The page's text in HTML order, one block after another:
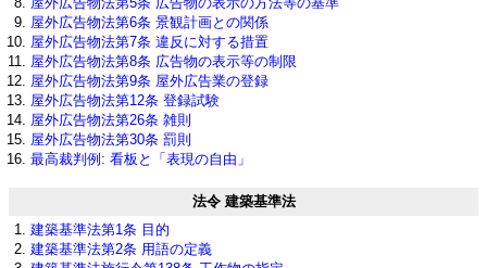
屋外広告物法第6条 景観計画との関係
屋外広告物法第7条 違反に対する措置
屋外広告物法第8条 広告物の表示等の制限
屋外広告物法第9条 屋外広告業の登録
屋外広告物法第12条 登録試験
屋外広告物法第26条 雑則
屋外広告物法第30条 罰則
最高裁判例: 看板と「表現の自由」
法令 建築基準法
建築基準法第1条 目的
建築基準法第2条 用語の定義